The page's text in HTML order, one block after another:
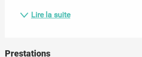
Lire la suite
Prestations